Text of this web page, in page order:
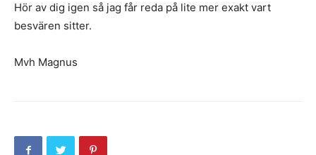
Hör av dig igen så jag får reda på lite mer exakt vart
besvären sitter.
Mvh Magnus